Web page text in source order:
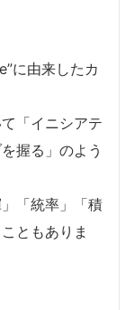
に由来したカ
「イニシアテ
握る」のよう
「統率」「積
ともありま